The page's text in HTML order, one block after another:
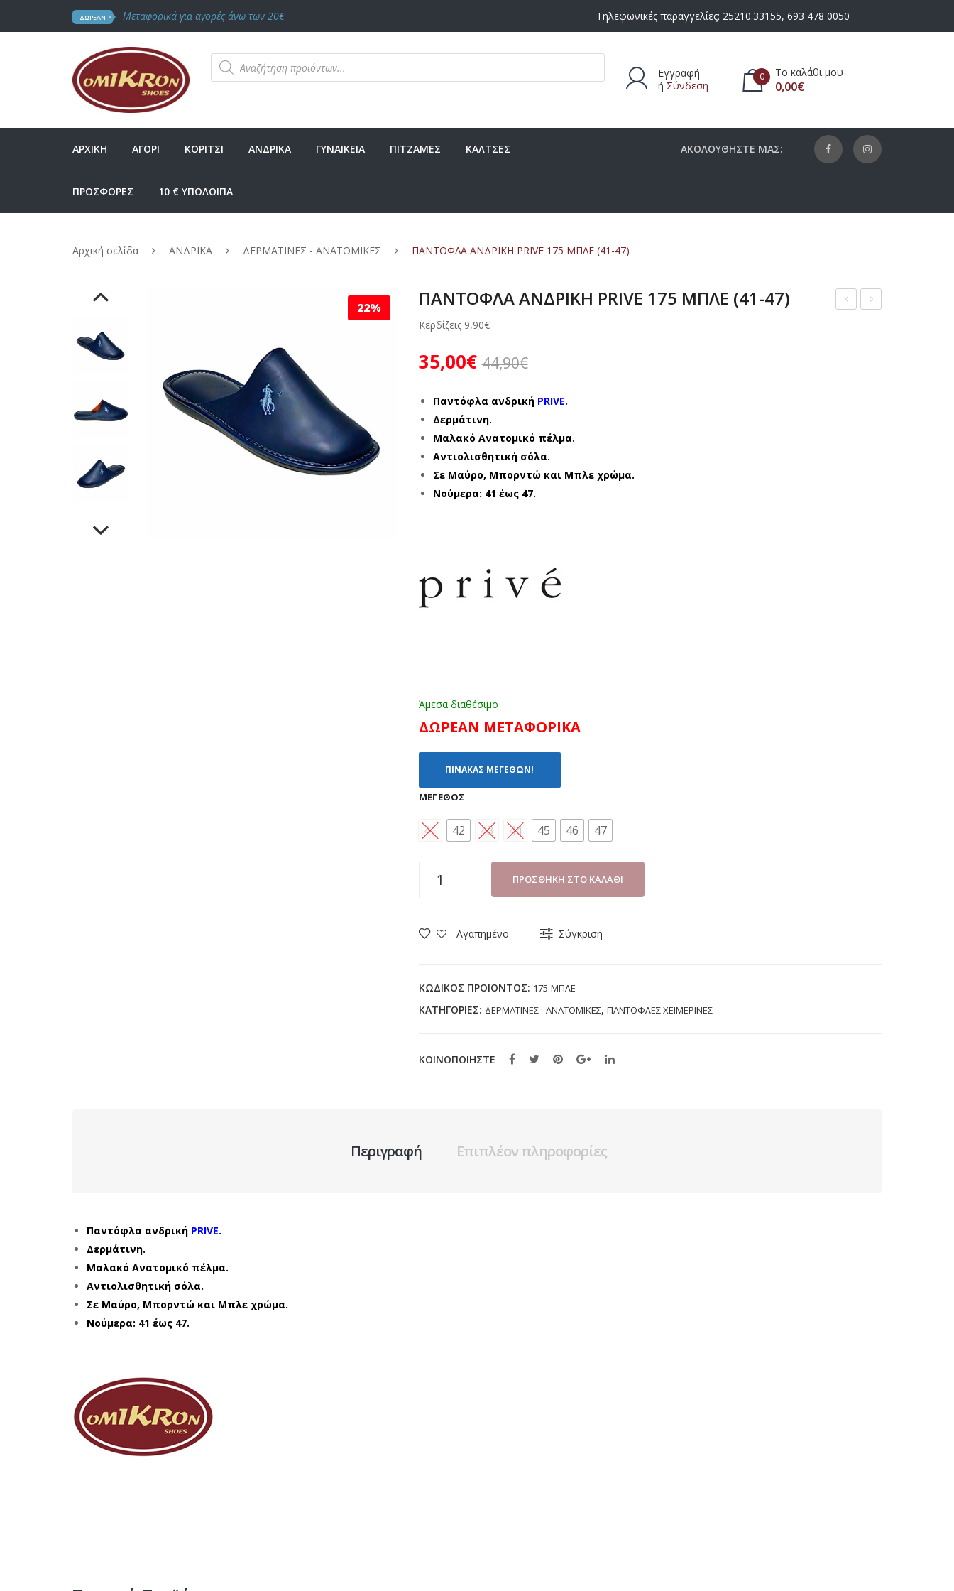
ΔΩΡΕΑΝ Μεταφορικά για αγορές άνω των 20€ Τηλεφωνικές παραγγελίες: 25210.33155, 693 478 0050
Products
search
Εγγραφή
ή Σύνδεση
0 Το καλάθι μου
0,00€
ΑΡΧΙΚΗ ΑΓΟΡΙ ΚΟΡΙΤΣΙ ΑΝΔΡΙΚΑ ΓΥΝΑΙΚΕΙΑ ΠΙΤΖΑΜΕΣ ΚΑΛΤΣΕΣ
ΠΡΟΣΦΟΡΕΣ 10 € ΥΠΟΛΟΙΠΑ
ΑΚΟΛΟΥΘΗΣΤΕ ΜΑΣ:
Αρχική σελίδα ΑΝΔΡΙΚΑ ΔΕΡΜΑΤΙΝΕΣ - ΑΝΑΤΟΜΙΚΕΣ ΠΑΝΤΟΦΛΑ ΑΝΔΡΙΚΗ PRIVE 175 ΜΠΛΕ (41-47)
22% ΠΑΝΤΟΦΛΑ ΑΝΔΡΙΚΗ PRIVE 175 ΜΠΛΕ (41-47)
Κερδίζεις 9,90€
44,90€
35,00€
Παντόφλα ανδρική PRIVE.
Δερμάτινη.
Μαλακό Ανατομικό πέλμα.
Αντιολισθητική σόλα.
Σε Μαύρο, Μπορντώ και Μπλε χρώμα.
Νούμερα: 41 έως 47.
Άμεσα διαθέσιμο
ΔΩΡΕΑΝ ΜΕΤΑΦΟΡΙΚΑ
ΠΙΝΑΚΑΣ ΜΕΓΕΘΩΝ!
ΜΈΓΕΘΟΣ
41 42 43 44 45 46 47
175
47)
ΠΡΟΣΘΉΚΗ ΣΤΟ ΚΑΛΆΘΙ
Αγαπημένο Σύγκριση
ΚΩΔΙΚΌΣ ΠΡΟΪΌΝΤΟΣ: 175-ΜΠΛΕ
ΚΑΤΗΓΟΡΊΕΣ: ΔΕΡΜΑΤΙΝΕΣ - ΑΝΑΤΟΜΙΚΕΣ, ΠΑΝΤΟΦΛΕΣ ΧΕΙΜΕΡΙΝΕΣ
ΚΟΙΝΟΠΟΙΗΣΤΕ
Περιγραφή Επιπλέον πληροφορίες
Παντόφλα ανδρική PRIVE.
Δερμάτινη.
Μαλακό Ανατομικό πέλμα.
Αντιολισθητική σόλα.
Σε Μαύρο, Μπορντώ και Μπλε χρώμα.
Νούμερα: 41 έως 47.